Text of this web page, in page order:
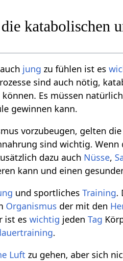
katabolischen
jung zu fühlen ist es
sind auch nötig,
Es müssen
gewinnen kann.
vorzubeugen, gelten
sind wichtig.
dazu auch Nüsse,
kann und einen
und sportlichesTraining.
Organismus der mit den
ist eswichtig jedenTag
.
Luft zu gehen, aber sich